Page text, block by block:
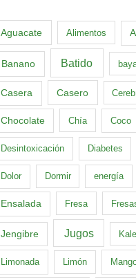
Aguacate Alimentos
Banano Batido
Casera Casero
Chocolate Chía Coco
Desintoxicación Diabetes
Dolor Dormir energía
Ensalada Fresa
Jengibre Jugos Kale
Limonada Limón